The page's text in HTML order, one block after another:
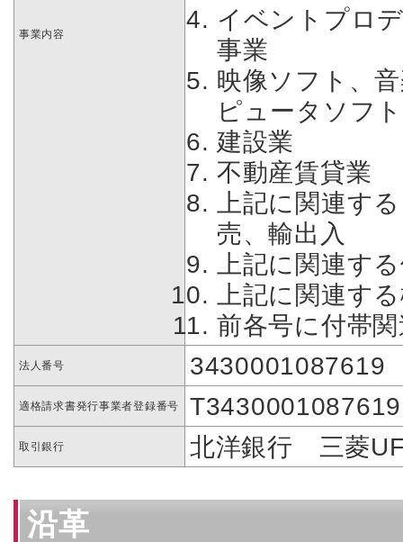
事業内容
イベントプロ
事業
映像ソフト、
ピュータソフ
建設業
不動産賃貸業
上記に関連す
売、輸出入
上記に関連す
上記に関連す
前各号に付帯
法人番号 3430001087619
適格請求書発行事業者登録番号 T3430001087619
取引銀行 北洋銀行 三菱
沿革